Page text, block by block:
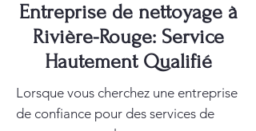
Entreprise de nettoyage à
Rivière-Rouge: Service
Hautement Qualifié
Lorsque vous cherchez une entreprise
de confiance pour des services de